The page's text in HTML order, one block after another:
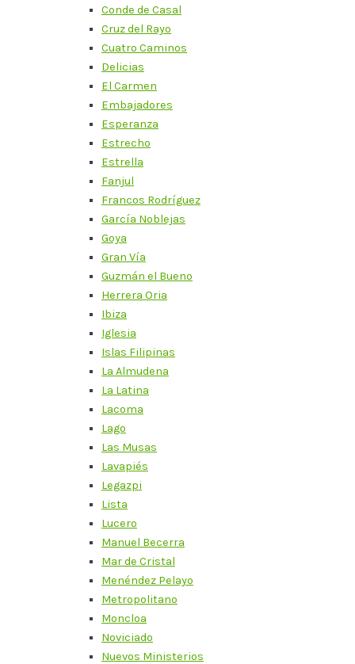
Conde de Casal
Cruz del Rayo
Cuatro Caminos
Delicias
El Carmen
Embajadores
Esperanza
Estrecho
Estrella
Fanjul
Francos Rodríguez
García Noblejas
Goya
Gran Vía
Guzmán el Bueno
Herrera Oria
Ibiza
Iglesia
Islas Filipinas
La Almudena
La Latina
Lacoma
Lago
Las Musas
Lavapiés
Legazpi
Lista
Lucero
Manuel Becerra
Mar de Cristal
Menéndez Pelayo
Metropolitano
Moncloa
Noviciado
Nuevos Ministerios